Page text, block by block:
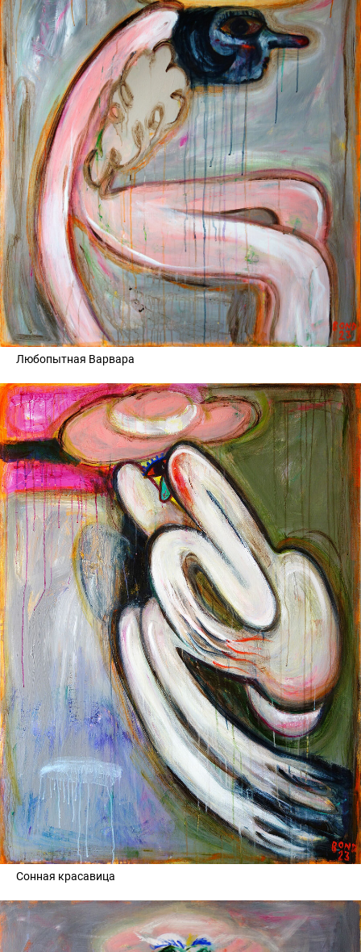
Любопытная Варвара
Сонная красавица